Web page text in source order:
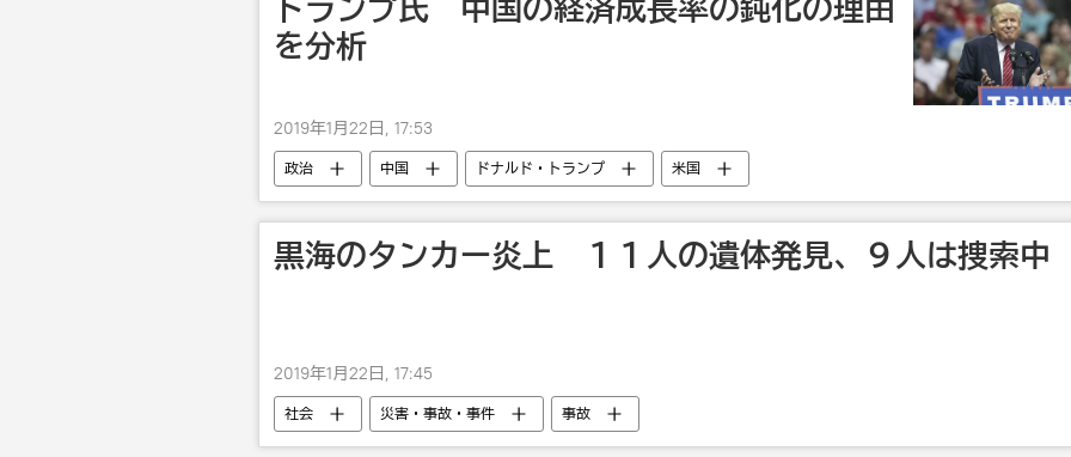
トランプ氏 中国の経済成長率の鈍化の理由
を分析
2019年1月22日, 17:53
政治 中国 ドナルド・トランプ 米国
黒海のタンカー炎上 １１人の遺体発見、９人は捜索中
2019年1月22日, 17:45
社会 災害・事故・事件 事故